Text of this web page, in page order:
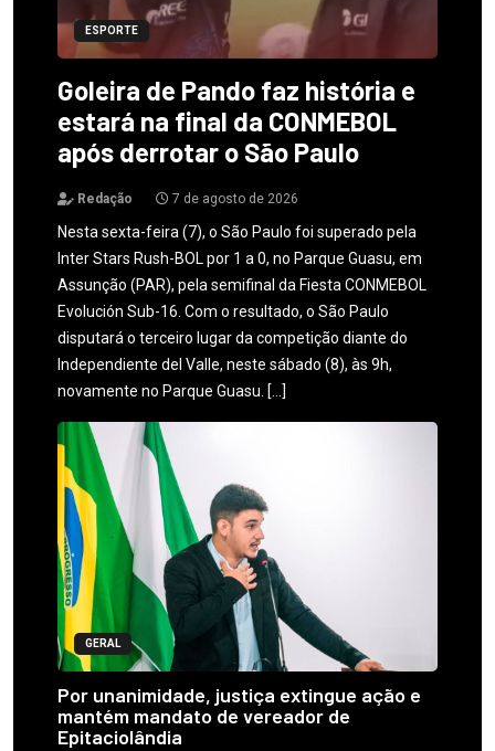
ESPORTE
Goleira de Pando faz história e
estará na final da CONMEBOL
após derrotar o São Paulo
Redação 7 de agosto de 2026
Nesta sexta-feira (7), o São Paulo foi superado pela
Inter Stars Rush-BOL por 1 a 0, no Parque Guasu, em
Assunção (PAR), pela semifinal da Fiesta CONMEBOL
Evolución Sub-16. Com o resultado, o São Paulo
disputará o terceiro lugar da competição diante do
Independiente del Valle, neste sábado (8), às 9h,
novamente no Parque Guasu. […]
GERAL
Por unanimidade, justiça extingue ação e
mantém mandato de vereador de
Epitaciolândia